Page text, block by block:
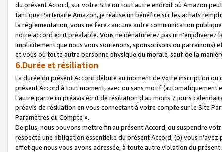
du présent Accord, sur votre Site ou tout autre endroit où Amazon
tant que Partenaire Amazon, je réalise un bénéfice sur les achats
la réglementation, vous ne ferez aucune autre communication
notre accord écrit préalable. Vous ne dénaturerez pas ni
implicitement que nous vous soutenons, sponsorisons ou parrainons)
et vous ou toute autre personne physique ou morale, sauf de la
6.Durée et résiliation
La durée du présent Accord débute au moment de votre inscription
présent Accord à tout moment, avec ou sans motif (automatiquement
l’autre partie un préavis écrit de résiliation d’au moins 7 jours
préavis de résiliation en vous connectant à votre compte sur le Site
Paramètres du Compte ».
De plus, nous pouvons mettre fin au présent Accord, ou suspendre
respecté une obligation essentielle du présent Accord; (b) vous
effet que nous vous avons adressée, à toute autre violation du